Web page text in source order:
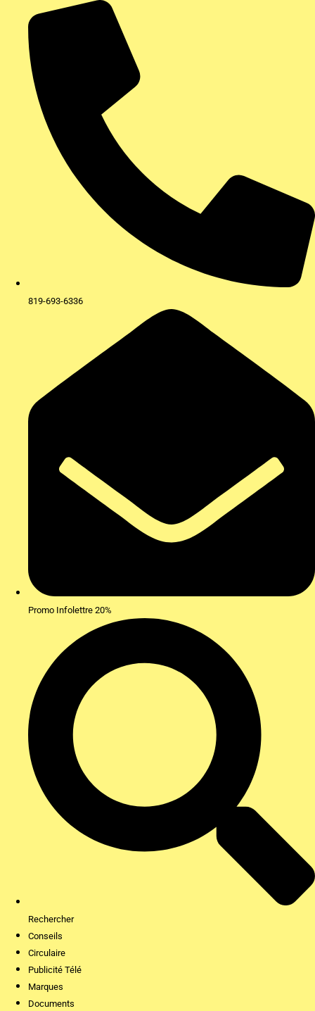
contenu
819-693-6336
Promo Infolettre 20%
Rechercher
Conseils
Circulaire
Publicité Télé
Marques
Documents